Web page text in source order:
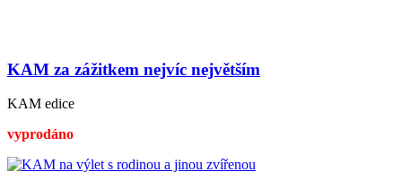
KAM za zážitkem nejvíc největším
KAM edice
vyprodáno